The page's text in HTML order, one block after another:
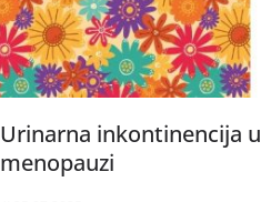
Urinarna inkontinencija u
menopauzi